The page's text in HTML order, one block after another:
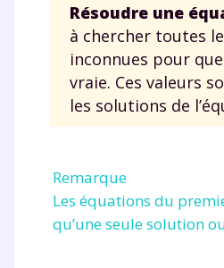
Résoudre une
à chercher toutes
inconnues pour
vraie. Ces valeurs
les solutions de
Remarque
Les équations du
qu’une seule solution